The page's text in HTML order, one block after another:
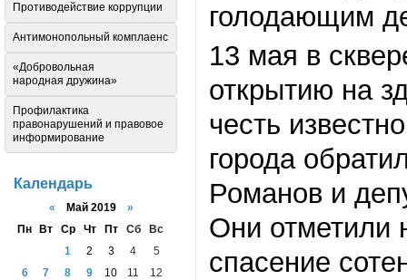
голодающим
13 мая в
открытию на
честь
города
Романов и
Они отметили
спасение
Противодействие коррупции
Антимонопольный комплаенс
«Добровольная
народная дружина»
Профилактика
правонарушений и правовое
информирование
Календарь
« Май 2019 »
Пн
Вт Ср Чт Пт Сб
Вс
1
2 3 4
5
6
7 8 9 10 11
12